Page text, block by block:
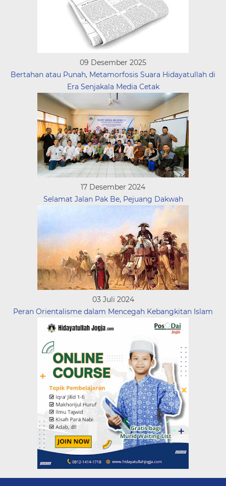
09 Desember 2025
Bertahan atau Punah, Metamorfosis Suara Hidayatullah di
Era Senjakala Media Cetak
17 Desember 2024
Selamat Jalan Pak Be, Pejuang Dakwah
03 Juli 2024
Peran Orientalisme dalam Mencegah Kebangkitan Islam